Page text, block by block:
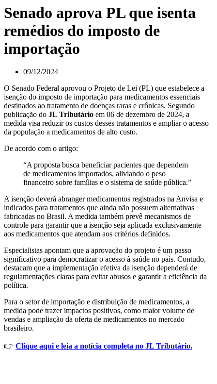
Senado aprova PL que isenta
remédios do imposto de
importação
09/12/2024
O Senado Federal aprovou o Projeto de Lei (PL) que estabelece a
isenção do imposto de importação para medicamentos essenciais
destinados ao tratamento de doenças raras e crônicas. Segundo
publicação do JL Tributário em 06 de dezembro de 2024, a
medida visa reduzir os custos desses tratamentos e ampliar o acesso
da população a medicamentos de alto custo.
De acordo com o artigo:
“A proposta busca beneficiar pacientes que dependem
de medicamentos importados, aliviando o peso
financeiro sobre famílias e o sistema de saúde pública.”
A isenção deverá abranger medicamentos registrados na Anvisa e
indicados para tratamentos que ainda não possuem alternativas
fabricadas no Brasil. A medida também prevê mecanismos de
controle para garantir que a isenção seja aplicada exclusivamente
aos medicamentos que atendam aos critérios definidos.
Especialistas apontam que a aprovação do projeto é um passo
significativo para democratizar o acesso à saúde no país. Contudo,
destacam que a implementação efetiva da isenção dependerá de
regulamentações claras para evitar abusos e garantir a eficiência da
política.
Para o setor de importação e distribuição de medicamentos, a
medida pode trazer impactos positivos, como maior volume de
vendas e ampliação da oferta de medicamentos no mercado
brasileiro.
👉 Clique aqui e leia a notícia completa no JL Tributário.